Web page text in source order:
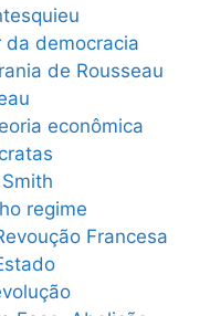
da democracia
de Rousseau
econômica
regime
Francesa